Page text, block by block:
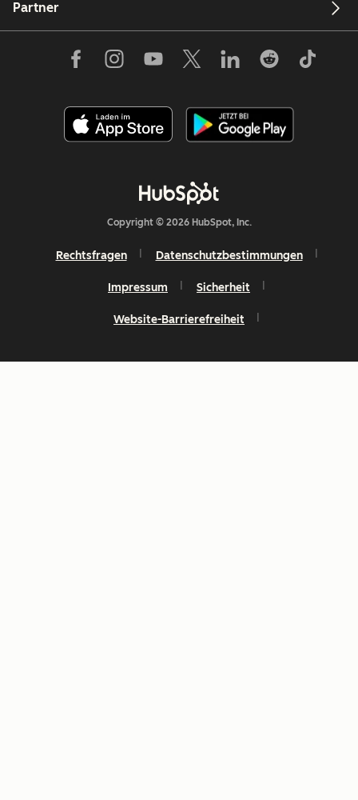
Partner
Copyright © 2026 HubSpot, Inc.
Rechtsfragen Datenschutzbestimmungen
Impressum Sicherheit
Website-Barrierefreiheit